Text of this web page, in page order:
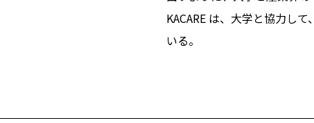
KACARE は、大学と協力し
いる。